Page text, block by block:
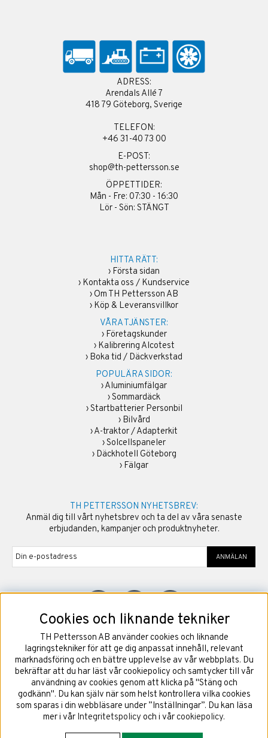
ADRESS:
Arendals Allé 7
418 79 Göteborg, Sverige
TELEFON:
+46 31-40 73 00
E-POST:
shop@th-pettersson.se
ÖPPETTIDER:
Mån - Fre: 07:30 - 16:30
Lör - Sön: STÄNGT
HITTA RÄTT:
› Första sidan
› Kontakta oss / Kundservice
› Om TH Pettersson AB
› Köp & Leveransvillkor
VÅRA TJÄNSTER:
› Företagskunder
› Kalibrering Alcotest
› Boka tid / Däckverkstad
POPULÄRA SIDOR:
›Aluminiumfälgar
›Sommardäck
›Startbatterier Personbil
› Bilvård
›A-traktor / Adapterkit
›Solcellspaneler
› Däckhotell Göteborg
› Fälgar
TH PETTERSSON NYHETSBREV:
Anmäl dig till vårt nyhetsbrev och ta del av våra senaste
erbjudanden, kampanjer och produktnyheter.
ANMÄLAN
©2026Copyright TH Pettersson AB
Cookies och liknande tekniker
TH Pettersson AB använder cookies och liknande
lagringstekniker för att ge dig anpassat innehåll, relevant
marknadsföring och en bättre upplevelse av vår webbplats. Du
bekräftar att du har läst vår cookiepolicy och samtycker till vår
användning av cookies genom att klicka på "Stäng och
godkänn". Du kan själv när som helst kontrollera vilka cookies
som sparas i din webbläsare under ”Inställningar”. Du kan läsa
mer i vår Integritetspolicy och i vår cookiepolicy.